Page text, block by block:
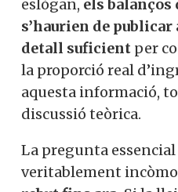
vehiculades per
autonòmiques o
integra aquests
global, el límit serà
Perquè la
s’haurien de publicar
detall suficient per
Et
membre